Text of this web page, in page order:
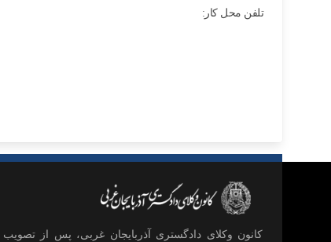
تلفن محل کار:
كانون وكلای دادگستری آذربايجان غربی، پس از تصويب